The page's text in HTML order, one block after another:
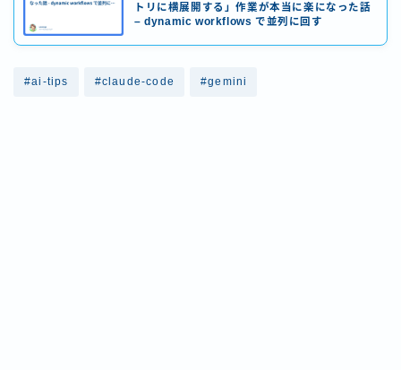
トリに横展開する」作業が本当に楽になった話
– dynamic workflows で並列に回す
#ai-tips #claude-code #gemini